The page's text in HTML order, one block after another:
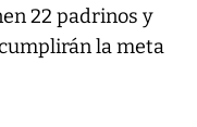
22 padrinos y
la meta